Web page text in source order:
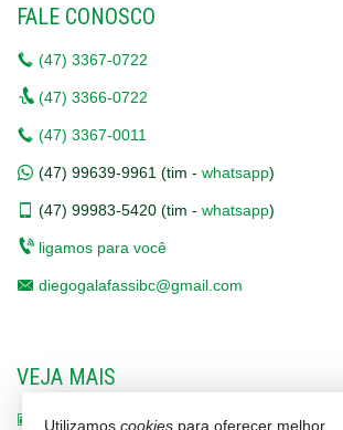
FALE CONOSCO
(47) 3367-0722
(47) 3366-0722
(47) 3367-0011
(47) 99639-9961 (tim - whatsapp)
(47) 99983-5420 (tim - whatsapp)
ligamos para você
diegogalafassibc@gmail.com
VEJA MAIS
receba nosso newsletter
Utilizamos cookies para oferecer melhor